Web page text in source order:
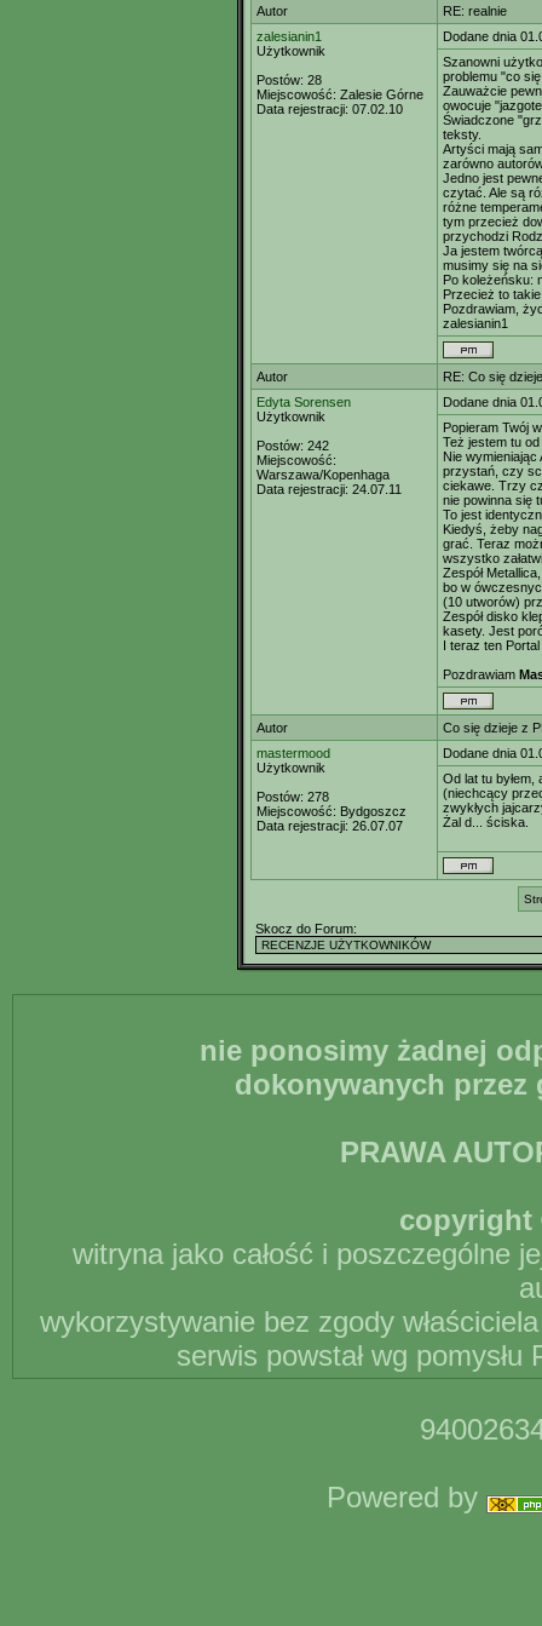
Autor
RE: realnie
zalesianin1
Użytkownik
Postów: 28
Miejscowość: Zalesie Górne
Data rejestracji: 07.02.10
Dodane dnia
Szanowni
problemu "co
Zauważcie
owocuje
Świadczone
teksty.
Artyści mają
zarówno
Jedno jest
czytać. Ale są
różne
tym przecież
przychodzi
Ja jestem
musimy się na
Po koleżeńsku:
Przecież to
Pozdrawiam,
zalesianin1
Autor
RE: Co się
Edyta Sorensen
Użytkownik
Postów: 242
Miejscowość:
Warszawa/Kopenhaga
Data rejestracji: 24.07.11
Dodane dnia
Popieram Twój
Też jestem tu
Nie wymieniając
przystań, czy
ciekawe. Trzy
nie powinna się
To jest
Kiedyś, żeby
grać. Teraz
wszystko
Zespół
bo w
(10 utworów)
Zespół disko
kasety. Jest
I teraz ten
Pozdrawiam
Autor
Co się dzieje z
mastermood
Użytkownik
Postów: 278
Miejscowość: Bydgoszcz
Data rejestracji: 26.07.07
Dodane dnia
Od lat tu
(niechcący
zwykłych
Żal d... ściska.
Skocz do Forum:
nie ponosimy żadnej
dokonywanych
PRAWA
copyright
witryna jako całość i poszczególne
wykorzystywanie bez zgody
serwis powstał wg
Powered by